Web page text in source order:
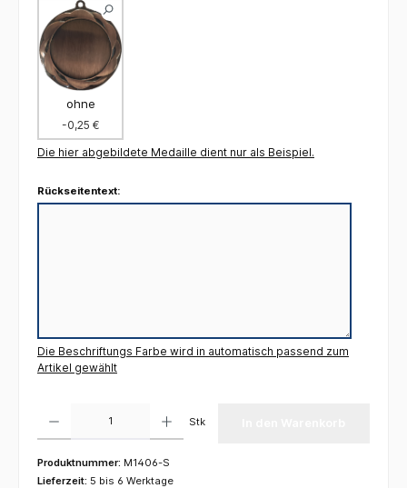
ohne
-0,25 €
Die hier abgebildete Medaille dient nur als Beispiel.
Rückseitentext:
Die Beschriftungs Farbe wird in automatisch passend zum
Artikel gewählt
Stk
Produktnummer: M1406-S
Lieferzeit: 5 bis 6 Werktage